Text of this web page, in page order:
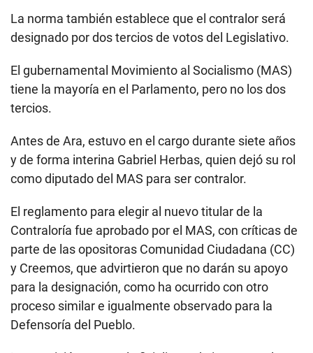
La norma también establece que el contralor será
designado por dos tercios de votos del Legislativo.
El gubernamental Movimiento al Socialismo (MAS)
tiene la mayoría en el Parlamento, pero no los dos
tercios.
Antes de Ara, estuvo en el cargo durante siete años
y de forma interina Gabriel Herbas, quien dejó su rol
como diputado del MAS para ser contralor.
El reglamento para elegir al nuevo titular de la
Contraloría fue aprobado por el MAS, con críticas de
parte de las opositoras Comunidad Ciudadana (CC)
y Creemos, que advirtieron que no darán su apoyo
para la designación, como ha ocurrido con otro
proceso similar e igualmente observado para la
Defensoría del Pueblo.